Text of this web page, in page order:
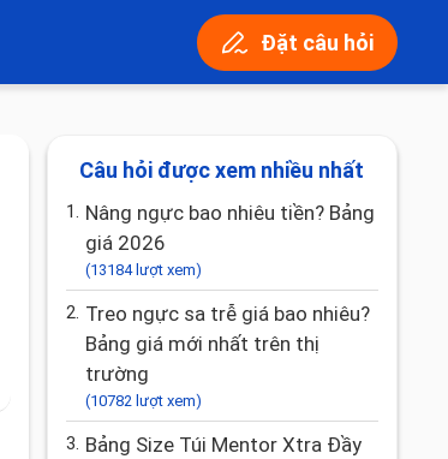
Đặt câu hỏi
Câu hỏi được xem nhiều nhất
1. Nâng ngực bao nhiêu tiền? Bảng
giá 2026
(13184 lượt xem)
2. Treo ngực sa trễ giá bao nhiêu?
Bảng giá mới nhất trên thị
trường
(10782 lượt xem)
3. Bảng Size Túi Mentor Xtra Đầy